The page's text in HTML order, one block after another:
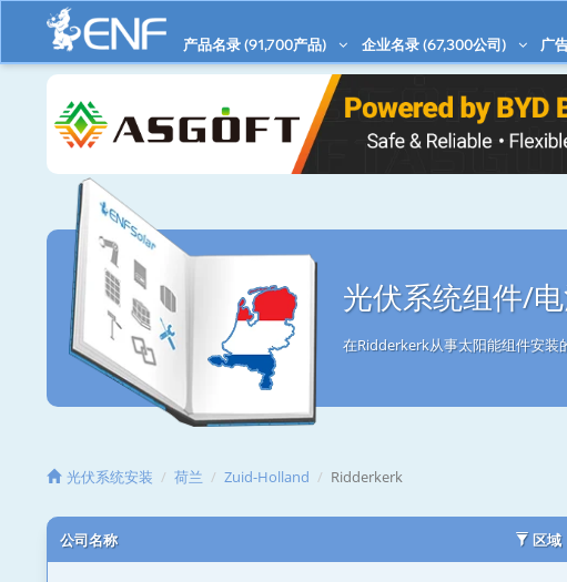
产品名录 (91,700产品) 企业名录 (67,300公司) 广
光伏系统组件/
在Ridderkerk从事太阳能组件安装
光伏系统安装 荷兰 Zuid-Holland Ridderkerk
公司名称 区域